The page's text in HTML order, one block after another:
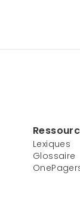
Lexiques
Glossaire